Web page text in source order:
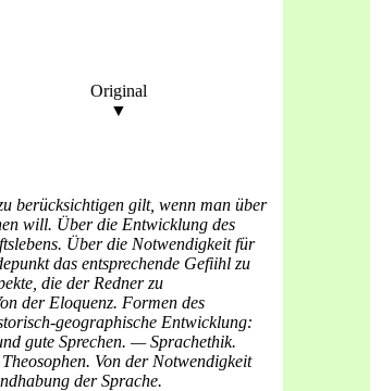
Original
▼
berücksichtigen gilt, wenn man über
will. Über die Entwicklung des
Über die Notwendigkeit für
das entsprechende Gefiihl zu
die der Redner zu
der Eloquenz. Formen des
geographische Entwicklung:
gute Sprechen. — Sprachethik.
Von der Notwendigkeit
der Sprache.